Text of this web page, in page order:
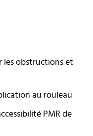
obstructions et
au rouleau
PMR de